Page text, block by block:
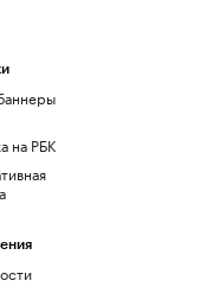
на РБК